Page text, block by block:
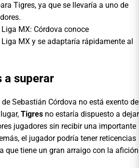
Tigres, ya que se llevaría a uno de
MX: Córdova conoce
MX y se adaptaría rápidamente al
a superar
Sebastián Córdova no está exento de
Tigres no estaría dispuesto a dejar
jugadores sin recibir una importante
el jugador podría tener reticencias
que tiene un gran arraigo con la afición